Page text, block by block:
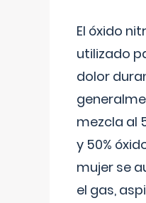
El óxido
utilizado
dolor
mezcla al
y 50%
mujer se
el gas,